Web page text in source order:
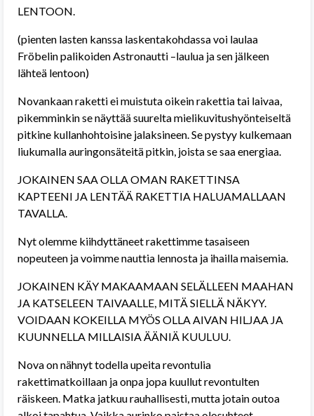
LENTOON.
(pienten lasten kanssa laskentakohdassa voi laulaa
Fröbelin palikoiden Astronautti –laulua ja sen jälkeen
lähteä lentoon)
Novankaan raketti ei muistuta oikein rakettia tai laivaa,
pikemminkin se näyttää suurelta mielikuvitushyönteiseltä
pitkine kullanhohtoisine jalaksineen. Se pystyy kulkemaan
liukumalla auringonsäteitä pitkin, joista se saa energiaa.
JOKAINEN SAA OLLA OMAN RAKETTINSA
KAPTEENI JA LENTÄÄ RAKETTIA HALUAMALLAAN
TAVALLA.
Nyt olemme kiihdyttäneet rakettimme tasaiseen
nopeuteen ja voimme nauttia lennosta ja ihailla maisemia.
JOKAINEN KÄY MAKAAMAAN SELÄLLEEN MAAHAN
JA KATSELEEN TAIVAALLE, MITÄ SIELLÄ NÄKYY.
VOIDAAN KOKEILLA MYÖS OLLA AIVAN HILJAA JA
KUUNNELLA MILLAISIA ÄÄNIÄ KUULUU.
Nova on nähnyt todella upeita revontulia
rakettimatkoillaan ja onpa jopa kuullut revontulten
räiskeen. Matka jatkuu rauhallisesti, mutta jotain outoa